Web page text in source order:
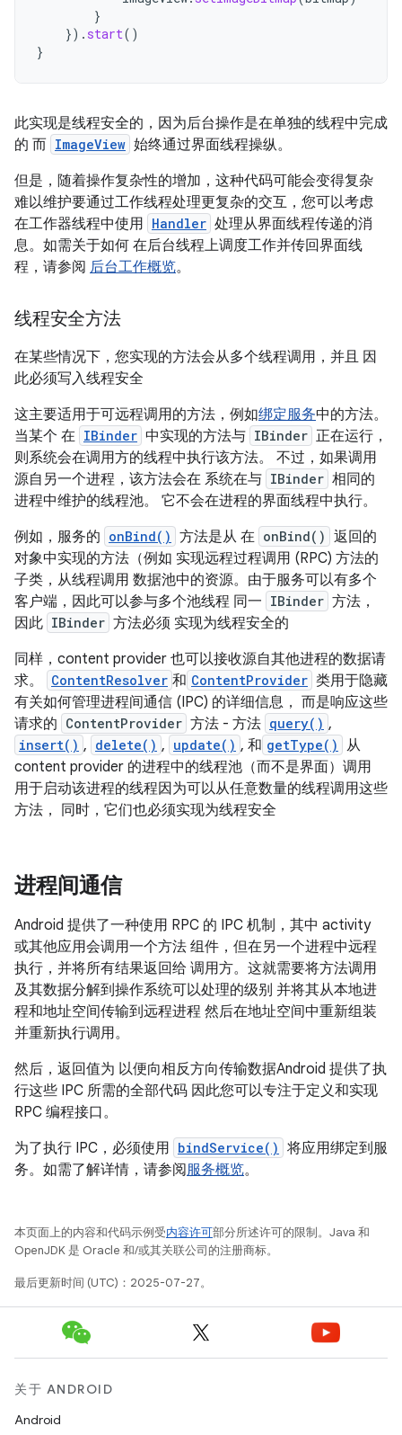
}
}). start()
}
此实现是线程安全的，因为后台操作是在单独的线程中完成
的 而 ImageView 始终通过界面线程操纵。
但是，随着操作复杂性的增加，这种代码可能会变得复杂
难以维护要通过工作线程处理更复杂的交互，您可以考虑
在工作器线程中使用 Handler 处理从界面线程传递的消
息。如需关于如何 在后台线程上调度工作并传回界面线
程，请参阅 后台工作概览。
线程安全方法
在某些情况下，您实现的方法会从多个线程调用，并且 因
此必须写入线程安全
这主要适用于可远程调用的方法，例如绑定服务中的方法。
当某个 在 IBinder 中实现的方法与 IBinder 正在运行，
则系统会在调用方的线程中执行该方法。 不过，如果调用
源自另一个进程，该方法会在 系统在与 IBinder 相同的
进程中维护的线程池。 它不会在进程的界面线程中执行。
例如，服务的 onBind() 方法是从 在 onBind() 返回的
对象中实现的方法（例如 实现远程过程调用 (RPC) 方法的
子类，从线程调用 数据池中的资源。由于服务可以有多个
客户端，因此可以参与多个池线程 同一 IBinder 方法，
因此 IBinder 方法必须 实现为线程安全的
同样，content provider 也可以接收源自其他进程的数据请
求。
ContentResolver 和 ContentProvider 类用于隐藏
有关如何管理进程间通信 (IPC) 的详细信息， 而是响应这些
请求的 ContentProvider 方法 - 方法 query() ,
insert() , delete() , update() , 和 getType() 从
content provider 的进程中的线程池（而不是界面）调用
用于启动该进程的线程因为可以从任意数量的线程调用这些
方法， 同时，它们也必须实现为线程安全
进程间通信
Android 提供了一种使用 RPC 的 IPC 机制，其中 activity
或其他应用会调用一个方法 组件，但在另一个进程中远程
执行，并将所有结果返回给 调用方。这就需要将方法调用
及其数据分解到操作系统可以处理的级别 并将其从本地进
程和地址空间传输到远程进程 然后在地址空间中重新组装
并重新执行调用。
然后，返回值为 以便向相反方向传输数据Android 提供了执
行这些 IPC 所需的全部代码 因此您可以专注于定义和实现
RPC 编程接口。
为了执行 IPC，必须使用 bindService() 将应用绑定到服
务。如需了解详情，请参阅服务概览。
本页面上的内容和代码示例受内容许可部分所述许可的限制。Java 和
OpenJDK 是 Oracle 和/或其关联公司的注册商标。
最后更新时间 (UTC)：2025-07-27。
关于 ANDROID
Android